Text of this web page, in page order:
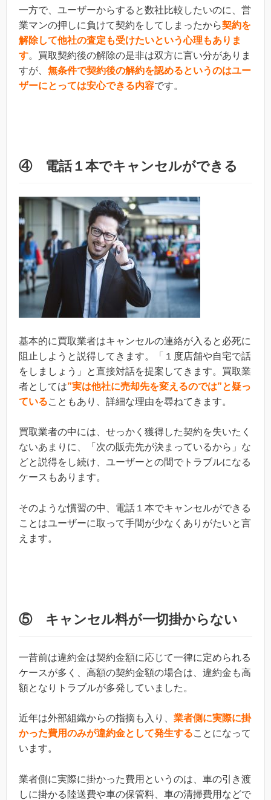
一方で、ユーザーからすると数社比較したいのに、営
業マンの押しに負けて契約をしてしまったから契約を
解除して他社の査定も受けたいという心理もありま
す。買取契約後の解除の是非は双方に言い分がありま
すが、 無条件で契約後の解約を認めるというのはユー
ザーにとっては安心できる内容です。
④ 電話１本でキャンセルができる
基本的に買取業者はキャンセルの連絡が入ると必死に
阻止しようと説得してきます。「１度店舗や自宅で話
をしましょう」と直接対話を提案してきます。買取業
者としては”実は他社に売却先を変えるのでは”と疑っ
ていることもあり、詳細な理由を尋ねてきます。
買取業者の中には、せっかく獲得した契約を失いたく
ないあまりに、「次の販売先が決まっているから」な
どと説得をし続け、ユーザーとの間でトラブルになる
ケースもあります。
そのような慣習の中、電話１本でキャンセルができる
ことはユーザーに取って手間が少なくありがたいと言
えます。
⑤ キャンセル料が一切掛からない
一昔前は違約金は契約金額に応じて一律に定められる
ケースが多く、高額の契約金額の場合は、違約金も高
額となりトラブルが多発していました。
近年は外部組織からの指摘も入り、 業者側に実際に掛
かった費用のみが違約金として発生することになって
います。
業者側に実際に掛かった費用というのは、車の引き渡
しに掛かる陸送費や車の保管料、車の清掃費用などで